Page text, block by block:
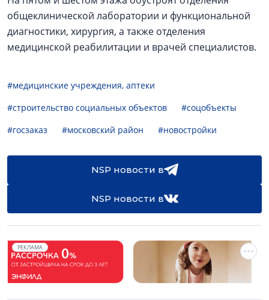
общеклинической лаборатории и функциональной
диагностики, хирургия, а также отделения
медицинской реабилитации и врачей специалистов.
#медицинские учреждения, аптеки
#строительство социальных объектов
#соцобъекты
#госзаказ
#московский район #новостройки
NSP новости в
NSP новости в
РЕКЛАМА